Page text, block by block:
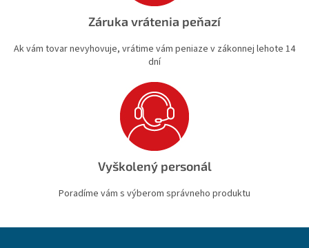
Záruka vrátenia peňazí
Ak vám tovar nevyhovuje, vrátime vám peniaze v zákonnej lehote 14
dní
Vyškolený personál
Poradíme vám s výberom správneho produktu